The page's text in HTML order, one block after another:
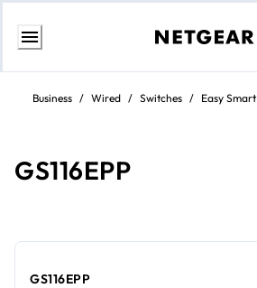
Aller
contenuBusiness / Wired / Switches / Easy Smart
GS116EPP
GS116EPP